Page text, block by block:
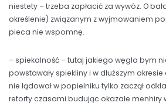
niestety – trzeba zapłacić za wywóz. O
określenie) związanym z wyjmowaniem
pieca nie wspomnę.
– spiekalność – tutaj jakiego węgla bym nie
powstawały spiekliny i w dłuższym
nie lądował w popielniku tylko zaczął
retorty czasami budując okazałe menhiry